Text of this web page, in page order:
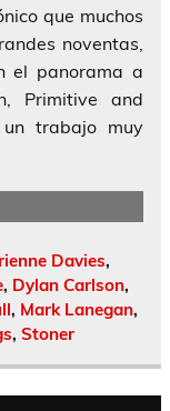
que muchos
noventas,
el panorama a
Primitive and
trabajo muy
Davies,
, Dylan Carlson,
, Mark Lanegan,
, Stoner